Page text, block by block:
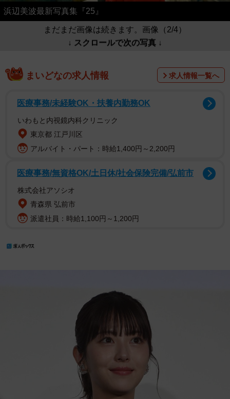
浜辺美波最新写真集『25』
まだまだ画像は続きます。画像（2/4）
↓ スクロールで次の写真 ↓
まいどなの求人情報 求人情報一覧へ
医療事務/未経験OK・扶養内勤務OK
いわもと内視鏡内科クリニック
東京都 江戸川区
アルバイト・パート：時給1,400円～2,200円
医療事務/無資格OK/土日休/社会保険完備/弘前市
株式会社アソシオ
青森県 弘前市
派遣社員：時給1,100円～1,200円